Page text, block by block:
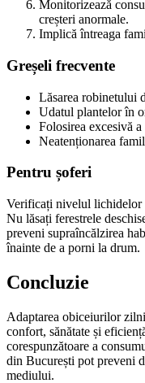
Monitorizează
creșteri anormale.
Implică întreaga
Greșeli frecvente
Lăsarea robinetului
Udatul plantelor în
Folosirea excesivă
Neatenționarea
Pentru șoferi
Verificați nivelul lichidelor
Nu lăsați ferestrele
preveni supraîncălzirea
înainte de a porni la drum.
Concluzie
Adaptarea obiceiurilor
confort, sănătate și
corespunzătoare a
din București pot preveni
mediului.